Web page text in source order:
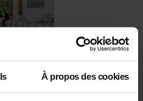
À propos des cookies